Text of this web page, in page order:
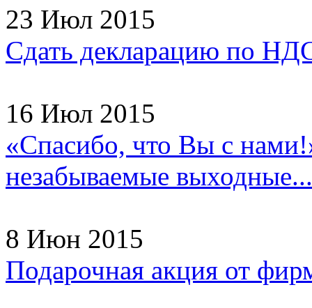
23 Июл 2015
Сдать декларацию по
16 Июл 2015
«Спасибо, что Вы с
незабываемые выходные...
8 Июн 2015
Подарочная акция от